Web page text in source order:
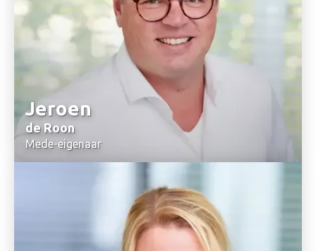
Jeroen
de Roon
Mede-eigenaar
+31(0)6 29 18 35 18